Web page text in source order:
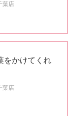
葉店
をかけてくれ
葉店